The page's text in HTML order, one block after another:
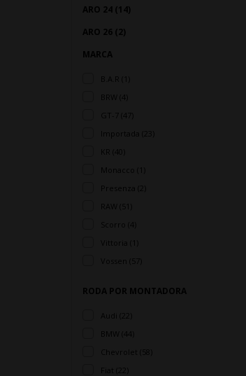
ARO 24 (14)
ARO 26 (2)
MARCA
B.A.R (1)
BRW (4)
GT-7 (47)
Importada (23)
KR (40)
Monacco (1)
Presenza (2)
RAW (51)
Scorro (4)
Vittoria (1)
Vossen (57)
RODA POR MONTADORA
Audi (22)
BMW (44)
Chevrolet (58)
Fiat (22)